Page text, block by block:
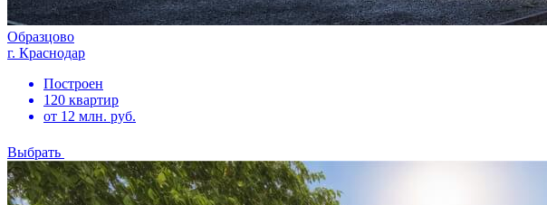
Образцово
г. Краснодар
Построен
120 квартир
от 12 млн. руб.
Выбрать